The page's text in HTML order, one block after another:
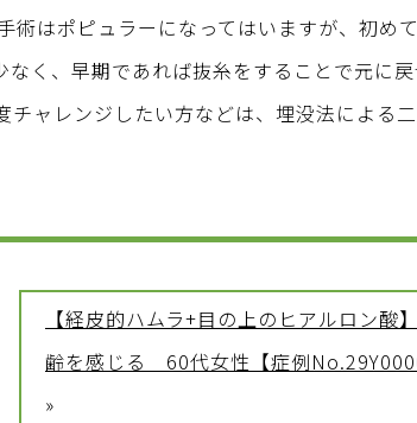
はポピュラーになってはいますが、初め
く、早期であれば抜糸をすることで元に
ャレンジしたい方などは、埋没法による
【経皮的ハムラ+目の上のヒアルロン
齢を感じる 60代女性【症例
»